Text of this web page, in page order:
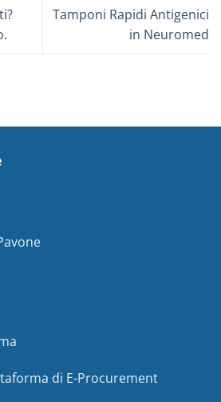
Tamponi Rapidi Antigenici
in Neuromed
di E-Procurement